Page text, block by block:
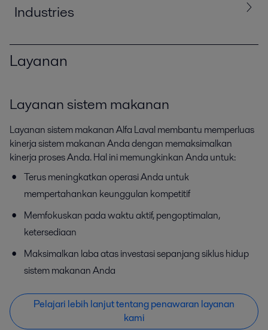
Industries
All Chemicals
Beverage processing
Keen to reduce energy and water use as well as boosting hygiene levels
solutions can help you.
Layanan
Layanan sistem makanan
Layanan sistem makanan Alfa Laval membantu memperluas
kinerja sistem makanan Anda dengan memaksimalkan
kinerja proses Anda. Hal ini memungkinkan Anda untuk:
Terus meningkatkan operasi Anda untuk
mempertahankan keunggulan kompetitif
Memfokuskan pada waktu aktif, pengoptimalan,
ketersediaan
Maksimalkan laba atas investasi sepanjang siklus hidup
sistem makanan Anda
Pelajari lebih lanjut tentang penawaran layanan
kami